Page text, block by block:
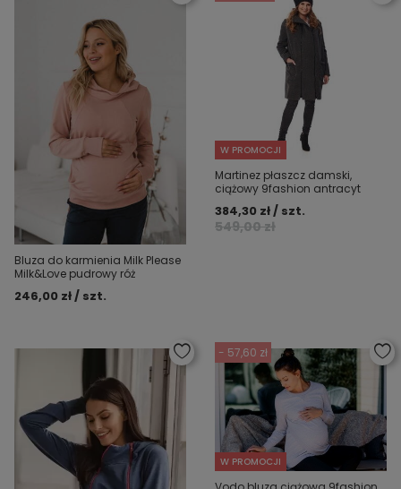
Bluza do karmienia Milk Please
Milk&Love pudrowy róż
246,00 zł / szt.
W PROMOCJI
Martinez płaszcz damski,
ciążowy 9fashion antracyt
549,00 zł
384,30 zł / szt.
- 57,60 zł
W PROMOCJI